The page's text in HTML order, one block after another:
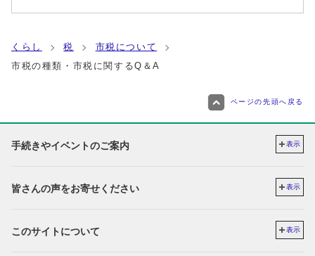
くらし 税
市税について
市税の種類・市税に関するQ＆A
ページの先頭へ戻る
手続きやイベントのご案内 表示
皆さんの声をお寄せください 表示
このサイトについて 表示